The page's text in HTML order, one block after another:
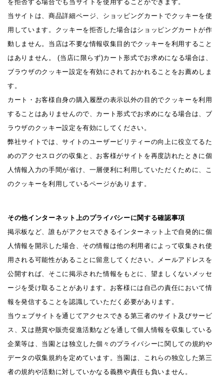
を拒否する場合でも当サイトを使用することができます。
当サイトは、商品詳細ページ、ショッピングカートでクッキーを使
用しています。クッキーを拒否した場合はショッピングカートが作
動しません。当店は不要な情報収集目的でクッキーを利用すること
はありません。 (当店に限らず)カート形式でお求めになる場合は、
ブラウザのクッキー設定を有効にされておかれることをお薦めしま
す。
カート・お客様自身の購入履歴の表示以外の目的でクッキーを利用
することはありませんので、カート形式でお求めになる場合は、ブ
ラウザのクッキー設定を有効にしてください。
弊社サイトでは、サイトのユーザービリティーの向上に役立てるた
めのアクセスログの収集と、お客様がサイトを再度訪れたときに個
人情報入力の手間が省け、一層便利に利用していただくために、こ
のクッキーを利用しているページがあります。
その他インターネット上のプライバシーに関する確認事項
掲示板など、誰もがアクセスできるインターネット上で自発的に個
人情報を開示した場合、その情報は他の利用者によって収集され使
用される可能性があることに留意してください。メールアドレスを
公開すれば、そこに掲示された情報をもとに、望ましくないメッセ
ージを受け取ることがあります。お客様には自己の責任において情
報を発信することを認識していただく必要があります。
当ウェブサイトを通じてアクセスできる第三者のサイト及びサービ
ス、又は懸賞や販売促進活動などを通して個人情報を収集している
企業等は、当園とは独立した個々のプライバシーに関しての規約や
データの収集規約を定めています。当園は、これらの独立した第三
者の規約や活動に対していかなる義務や責任も負いません。